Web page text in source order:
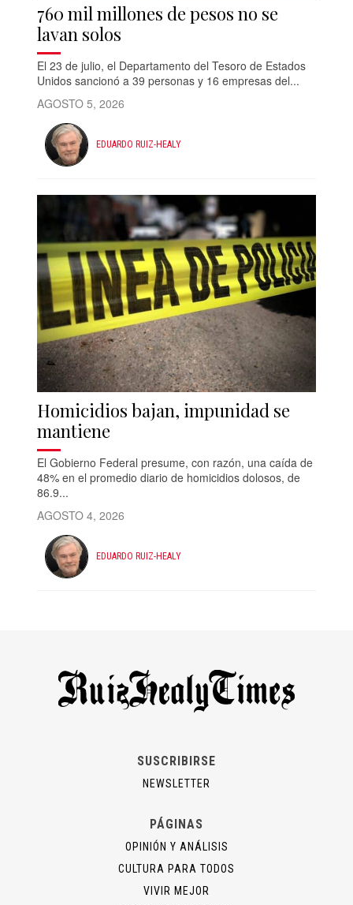
760 mil millones de pesos no se
lavan solos
El 23 de julio, el Departamento del Tesoro de Estados
Unidos sancionó a 39 personas y 16 empresas del...
AGOSTO 5, 2026
EDUARDO RUIZ-HEALY
Homicidios bajan, impunidad se
mantiene
El Gobierno Federal presume, con razón, una caída de
48% en el promedio diario de homicidios dolosos, de
86.9...
AGOSTO 4, 2026
EDUARDO RUIZ-HEALY
SUSCRIBIRSE
NEWSLETTER
PÁGINAS
OPINIÓN Y ANÁLISIS
CULTURA PARA TODOS
VIVIR MEJOR